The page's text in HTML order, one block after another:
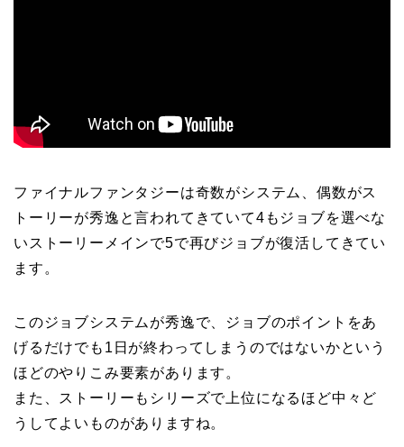
ファイナルファンタジーは奇数がシステム、偶数がス
トーリーが秀逸と言われてきていて4もジョブを選べな
いストーリーメインで5で再びジョブが復活してきてい
ます。
このジョブシステムが秀逸で、ジョブのポイントをあ
げるだけでも1日が終わってしまうのではないかという
ほどのやりこみ要素があります。
また、ストーリーもシリーズで上位になるほど中々ど
うしてよいものがありますね。